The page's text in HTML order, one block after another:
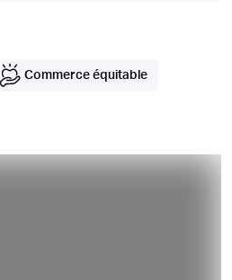
Commerce équitable